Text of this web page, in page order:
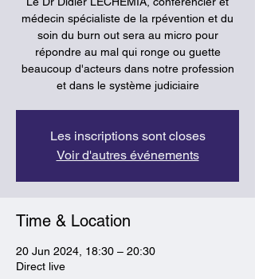
médecin spécialiste de la rpévention et du
soin du burn out sera au micro pour
répondre au mal qui ronge ou guette
beaucoup d'acteurs dans notre profession
et dans le système judiciaire
Les inscriptions sont closes
Voir d'autres événements
Time & Location
20 Jun 2024, 18:30 – 20:30
Direct live